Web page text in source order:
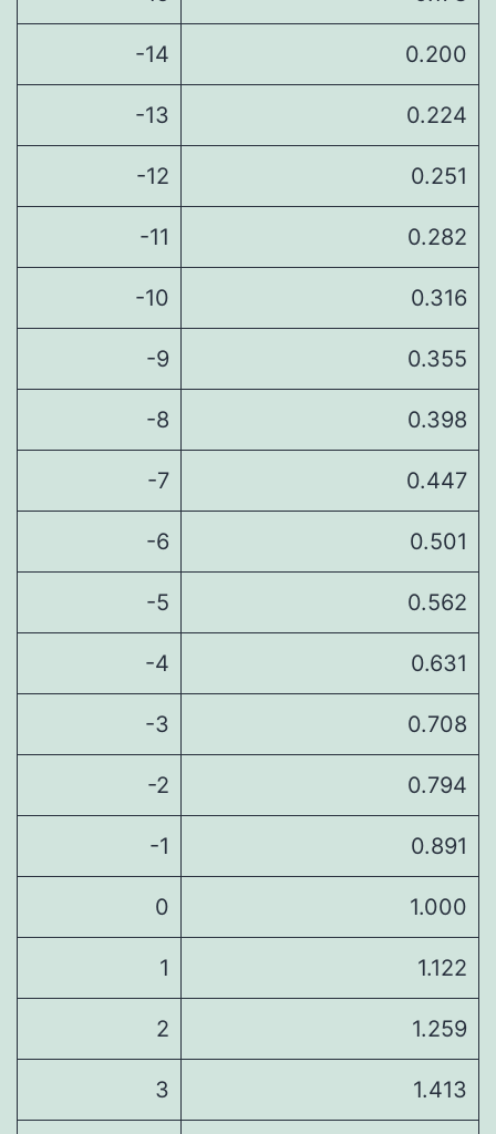
-14 0.200
-13 0.224
-12 0.251
-11 0.282
-10 0.316
-9 0.355
-8 0.398
-7 0.447
-6 0.501
-5 0.562
-4 0.631
-3 0.708
-2 0.794
-1 0.891
0 1.000
1 1.122
2 1.259
3 1.413